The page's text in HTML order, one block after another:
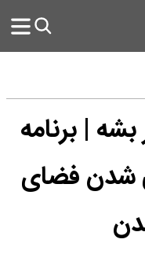
| برنامه
شدن فضای